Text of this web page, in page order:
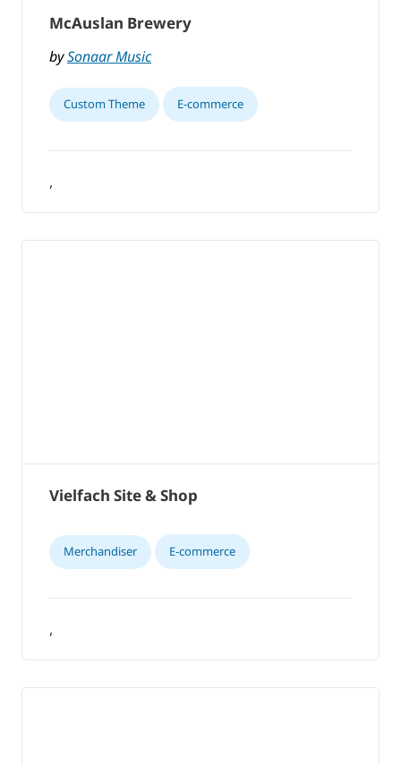
McAuslan Brewery
bySonaar Music
Custom Theme E-commerce
,
Vielfach Site & Shop
Merchandiser E-commerce
,